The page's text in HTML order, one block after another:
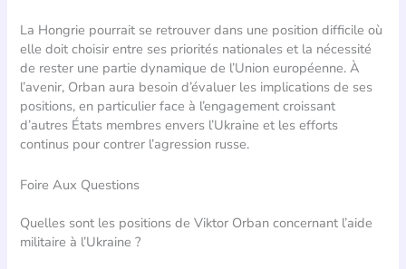
La Hongrie pourrait se retrouver dans une position difficile où
elle doit choisir entre ses priorités nationales et la nécessité
de rester une partie dynamique de l’Union européenne. À
l’avenir, Orban aura besoin d’évaluer les implications de ses
positions, en particulier face à l’engagement croissant
d’autres États membres envers l’Ukraine et les efforts
continus pour contrer l’agression russe.
Foire Aux Questions
Quelles sont les positions de Viktor Orban concernant l’aide
militaire à l’Ukraine ?